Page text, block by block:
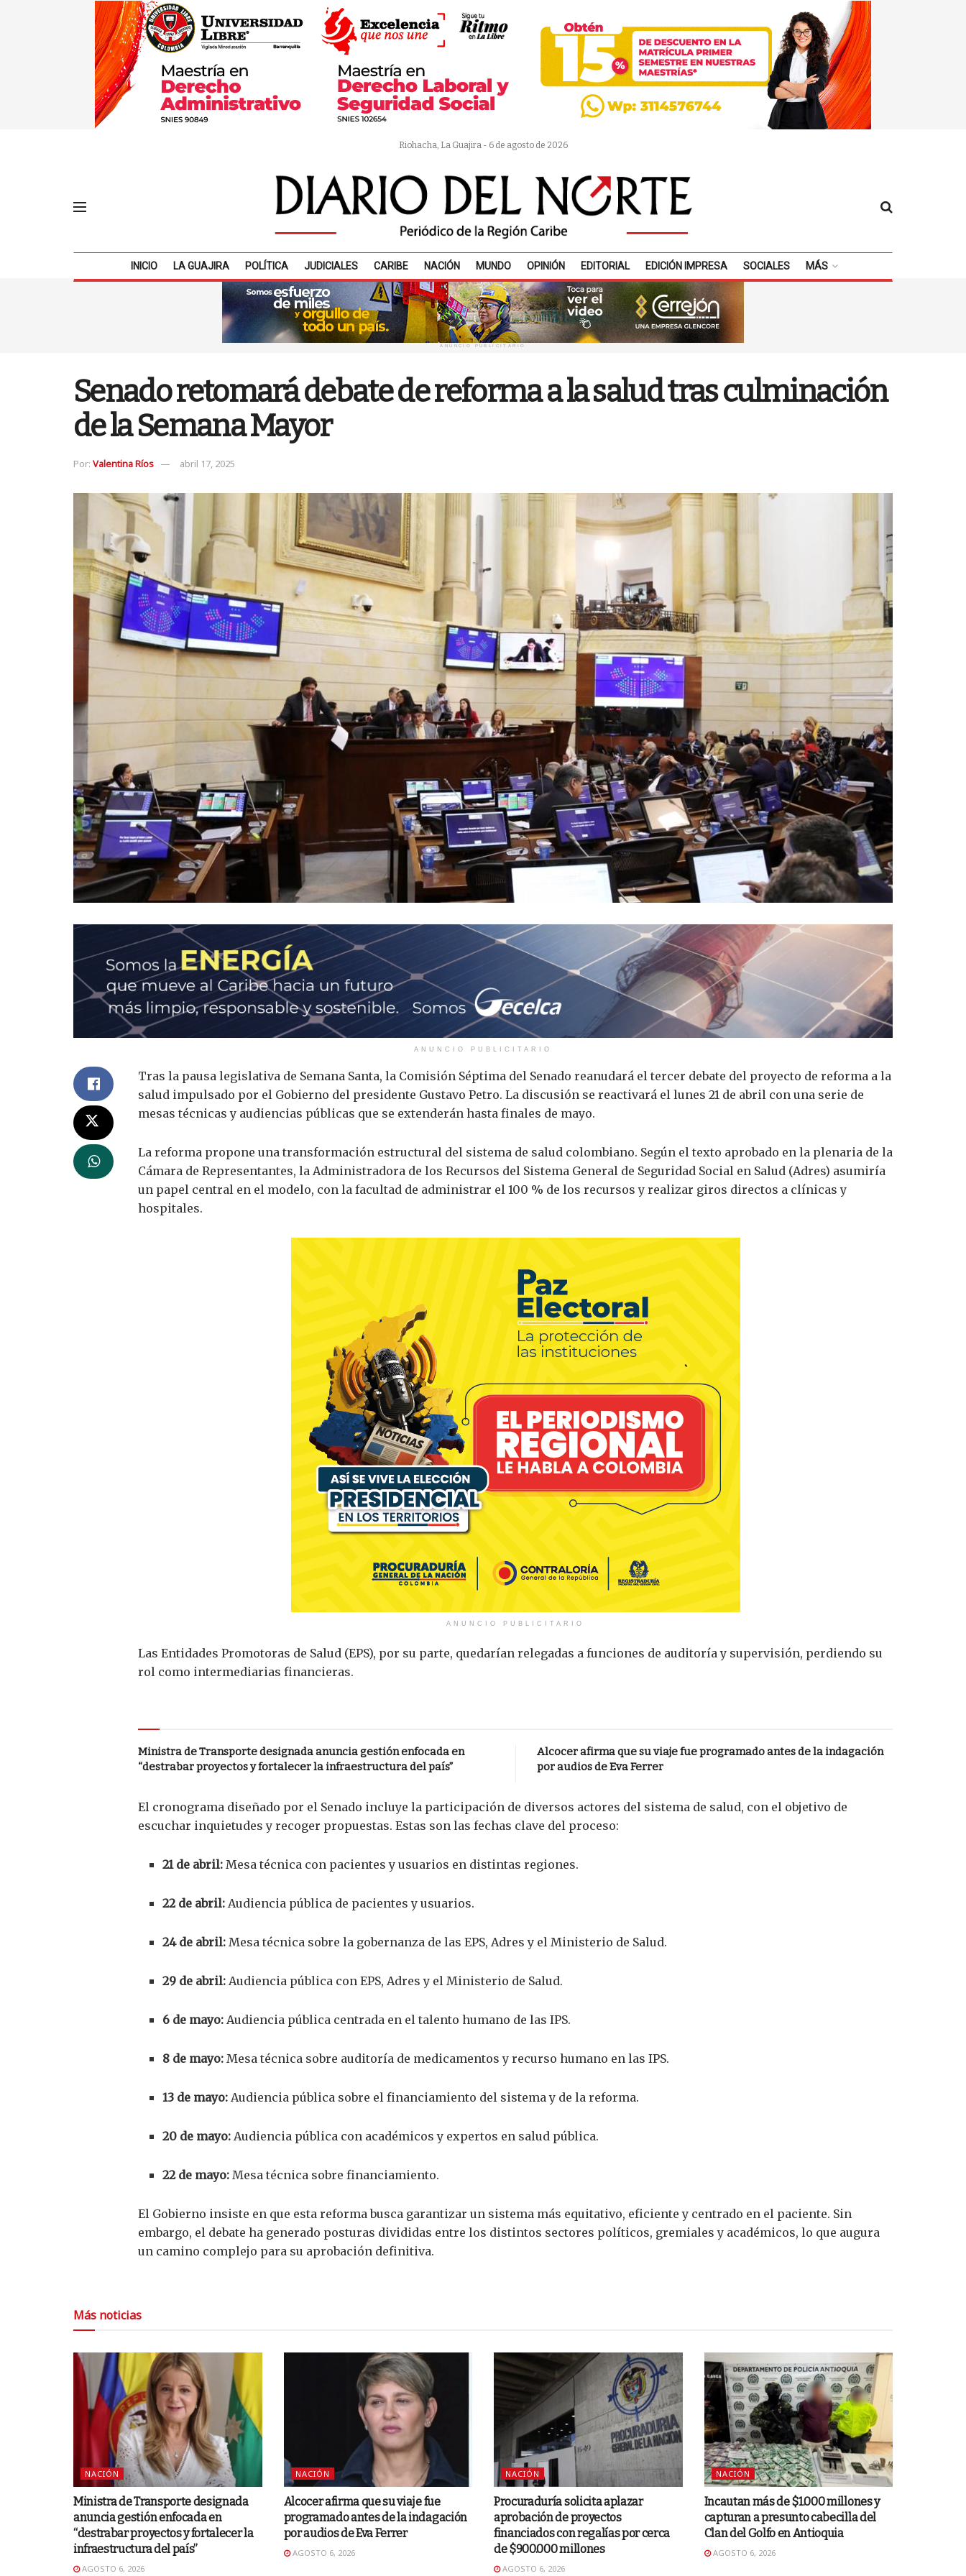
Riohacha, La Guajira - 6 de agosto de 2026
INICIO LA GUAJIRA POLÍTICA JUDICIALES CARIBE NACIÓN MUNDO OPINIÓN EDITORIAL EDICIÓN IMPRESA SOCIALES MÁS
ANUNCIO PUBLICITARIO
Senado retomará debate de reforma a la salud tras culminación
de la Semana Mayor
Por: Valentina Ríos abril 17, 2025
ANUNCIO PUBLICITARIO
Tras la pausa legislativa de Semana Santa, la Comisión Séptima del Senado reanudará el tercer debate del proyecto de reforma a la
salud impulsado por el Gobierno del presidente Gustavo Petro. La discusión se reactivará el lunes 21 de abril con una serie de
mesas técnicas y audiencias públicas que se extenderán hasta finales de mayo.
La reforma propone una transformación estructural del sistema de salud colombiano. Según el texto aprobado en la plenaria de la
Cámara de Representantes, la Administradora de los Recursos del Sistema General de Seguridad Social en Salud (Adres) asumiría
un papel central en el modelo, con la facultad de administrar el 100 % de los recursos y realizar giros directos a clínicas y
hospitales.
ANUNCIO PUBLICITARIO
Las Entidades Promotoras de Salud (EPS), por su parte, quedarían relegadas a funciones de auditoría y supervisión, perdiendo su
rol como intermediarias financieras.
Ministra de Transporte designada anuncia gestión enfocada en
“destrabar proyectos y fortalecer la infraestructura del país”
Alcocer afirma que su viaje fue programado antes de la indagación
por audios de Eva Ferrer
El cronograma diseñado por el Senado incluye la participación de diversos actores del sistema de salud, con el objetivo de
escuchar inquietudes y recoger propuestas. Estas son las fechas clave del proceso:
21 de abril: Mesa técnica con pacientes y usuarios en distintas regiones.
22 de abril: Audiencia pública de pacientes y usuarios.
24 de abril: Mesa técnica sobre la gobernanza de las EPS, Adres y el Ministerio de Salud.
29 de abril: Audiencia pública con EPS, Adres y el Ministerio de Salud.
6 de mayo: Audiencia pública centrada en el talento humano de las IPS.
8 de mayo: Mesa técnica sobre auditoría de medicamentos y recurso humano en las IPS.
13 de mayo: Audiencia pública sobre el financiamiento del sistema y de la reforma.
20 de mayo: Audiencia pública con académicos y expertos en salud pública.
22 de mayo: Mesa técnica sobre financiamiento.
El Gobierno insiste en que esta reforma busca garantizar un sistema más equitativo, eficiente y centrado en el paciente. Sin
embargo, el debate ha generado posturas divididas entre los distintos sectores políticos, gremiales y académicos, lo que augura
un camino complejo para su aprobación definitiva.
Más noticias
NACIÓN
Ministra de Transporte designada
anuncia gestión enfocada en
“destrabar proyectos y fortalecer la
infraestructura del país”
AGOSTO 6, 2026
NACIÓN
Alcocer afirma que su viaje fue
programado antes de la indagación
por audios de Eva Ferrer
AGOSTO 6, 2026
NACIÓN
Procuraduría solicita aplazar
aprobación de proyectos
financiados con regalías por cerca
de $900.000 millones
AGOSTO 6, 2026
NACIÓN
Incautan más de $1.000 millones y
capturan a presunto cabecilla del
Clan del Golfo en Antioquia
AGOSTO 6, 2026